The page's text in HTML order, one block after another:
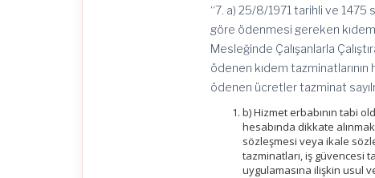
“7. a) 25/8/1971 tarihli ve 1475
göre ödenmesi gereken kıdem
Mesleğinde Çalışanlarla
ödenen kıdem tazminatlarının
ödenen ücretler tazminat
b) Hizmet erbabının tabi
hesabında dikkate
sözleşmesi veya ikale
tazminatları, iş güvencesi
uygulamasına ilişkin usul